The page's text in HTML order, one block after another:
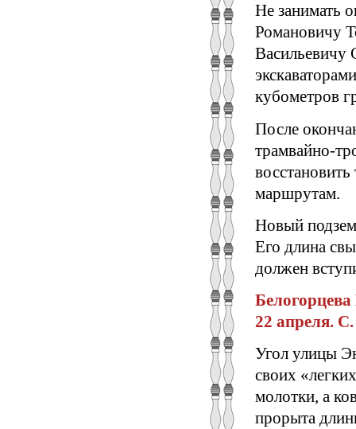
Не занимать
Романовичу
Васильевичу
кубометров
После
трамвайно-
маршрутам.
Новый
Его длина
должен
22 апреля.
Угол улицы
своих
молотки, а
прорыта